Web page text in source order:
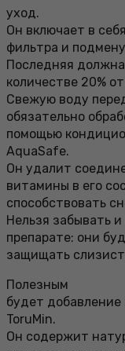
уход.
Он включает в
фильтра и
Последняя
количестве 20%
Свежую воду
обязательно
помощью
AquaSafe.
Он удалит
витамины в его
способствовать
Нельзя забывать
препарате: они
защищать
Полезным
будет
ToruMin.
Он содержит